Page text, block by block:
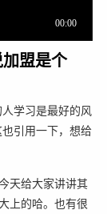
盟是个
学习是最好的风
引用一下，想给
天给大家讲讲其
上的哈。也有很